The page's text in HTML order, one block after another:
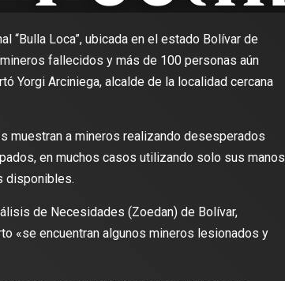
“Bulla Loca”, ubicada en el estado Bolívar de
fallecidos y más de 100 personas aún
Yorgi Arciniega, alcalde de la localidad cercana
muestran a mineros realizando desesperados
en muchos casos utilizando solo sus manos
disponibles.
de Necesidades (Zoedan) de Bolívar,
«se encuentran algunos mineros lesionados y